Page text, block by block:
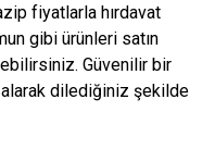
fiyatlarla hırdavat
gibi ürünleri satın
Güvenilir bir
dilediğiniz şekilde